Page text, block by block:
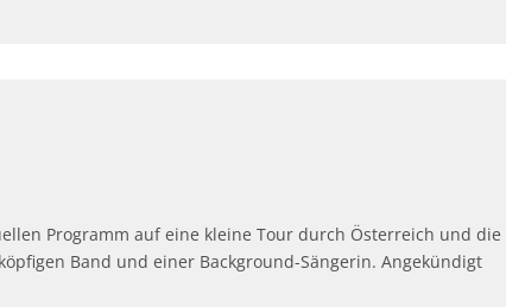
Programm auf eine kleine Tour durch Österreich und die
Band und einer Background-Sängerin. Angekündigt